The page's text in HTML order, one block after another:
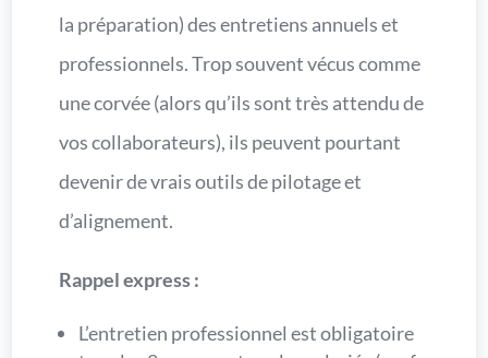
la préparation) des entretiens annuels et
professionnels. Trop souvent vécus comme
une corvée (alors qu’ils sont très attendu de
vos collaborateurs), ils peuvent pourtant
devenir de vrais outils de pilotage et
d’alignement.
Rappel express :
L’entretien professionnel est obligatoire